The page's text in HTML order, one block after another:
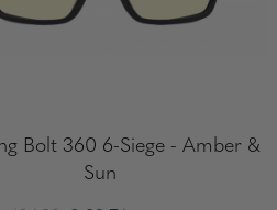
Bolt 360 6-Siege - Amber &
Sun